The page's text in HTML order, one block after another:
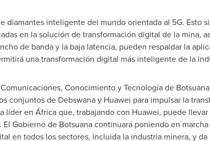
diamantes inteligente del mundo orientada al 5G. Esto
en la solución de transformación digital de la mina,
de banda y la baja latencia, pueden respaldar la
una transformación digital más inteligente de la
Conocimiento y Tecnología de
conjuntos de Debswana y Huawei para impulsar la
líder en África que, trabajando con Huawei, puede
Gobierno de Botsuana continuará poniendo en
en todos los sectores, incluida la industria minera, y